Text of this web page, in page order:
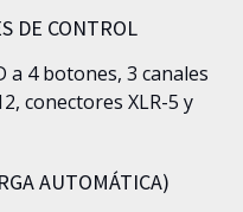
DE CONTROL
a 4 botones, 3 canales
conectores XLR-5 y
AUTOMÁTICA)